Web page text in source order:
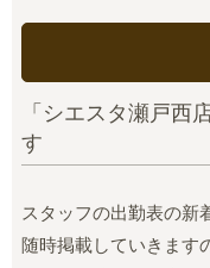
「シエスタ瀬戸西
す
スタッフの出勤表の新
随時掲載していきます